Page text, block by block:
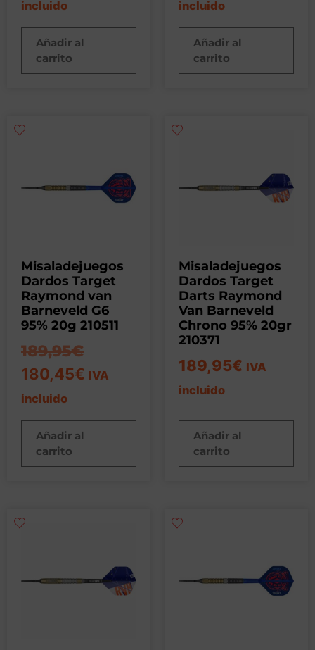
incluido
Añadir al
carrito
incluido
Añadir al
carrito
Misaladejuegos
Dardos Target
Raymond van
Barneveld G6
95% 20g 210511
189,95€
180,45€ IVA
incluido
Añadir al
carrito
Misaladejuegos
Dardos Target
Darts Raymond
Van Barneveld
Chrono 95% 20gr
210371
189,95€ IVA
incluido
Añadir al
carrito